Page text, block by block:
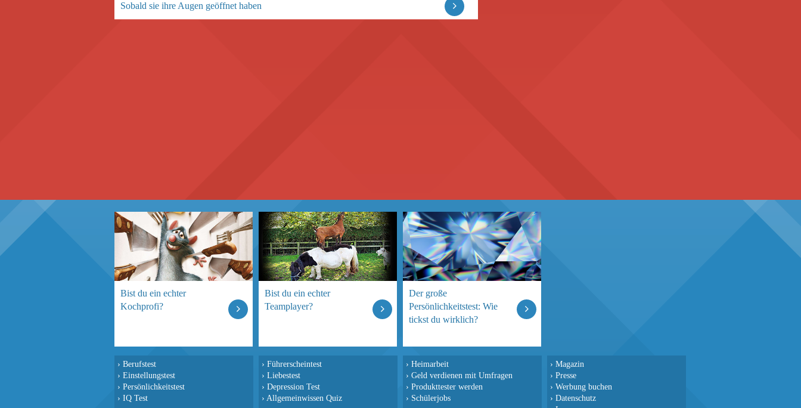
Sobald sie ihre Augen geöffnet haben
Bist du ein echter
Kochprofi?
Bist du ein echter
Teamplayer?
Der große
Persönlichkeitstest: Wie
tickst du wirklich?
› Berufstest
› Einstellungstest
› Persönlichkeitstest
› IQ Test
› Führerscheintest
› Liebestest
› Depression Test
› Allgemeinwissen Quiz
› Heimarbeit
› Geld verdienen mit Umfragen
› Produkttester werden
› Schülerjobs
› Magazin
› Presse
› Werbung buchen
› Datenschutz